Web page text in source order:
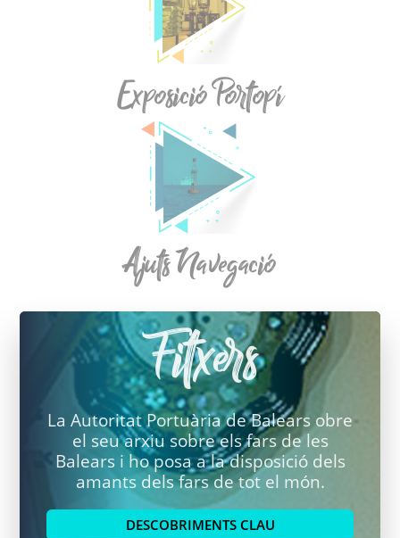
Exposició Portopí
Ajuts Navegació
Fitxers
La Autoritat Portuària de Balears obre
el seu arxiu sobre els fars de les
Balears i ho posa a la disposició dels
amants dels fars de tot el món.
DESCOBRIMENTS CLAU